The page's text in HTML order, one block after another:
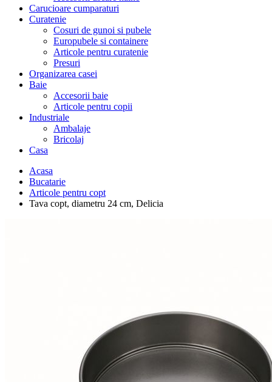
Carucioare cumparaturi
Curatenie
Cosuri de gunoi si pubele
Europubele si containere
Articole pentru curatenie
Presuri
Organizarea casei
Baie
Accesorii baie
Articole pentru copii
Industriale
Ambalaje
Bricolaj
Casa
Acasa
Bucatarie
Articole pentru copt
Tava copt, diametru 24 cm, Delicia